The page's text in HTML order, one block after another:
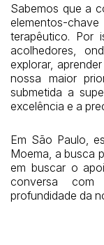
Sabemos que a
elementos-
terapêutico. Por
acolhedores,
explorar,
nossa maior
submetida a
excelência e a
Em São Paulo,
Moema, a busca
em buscar o
conversa
profundidade da